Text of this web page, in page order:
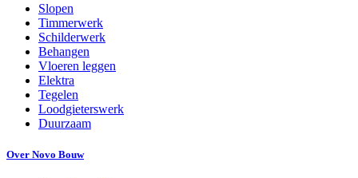
Slopen
Timmerwerk
Schilderwerk
Behangen
Vloeren leggen
Elektra
Tegelen
Loodgieterswerk
Duurzaam
Over Novo Bouw